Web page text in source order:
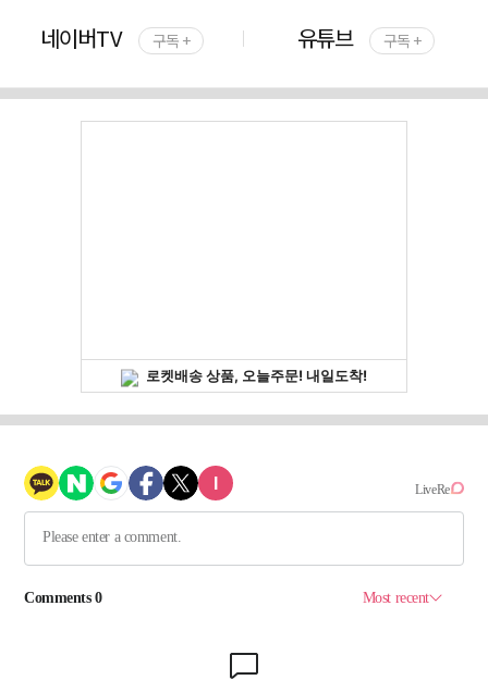
네이버TV 구독 + 유튜브 구독 +